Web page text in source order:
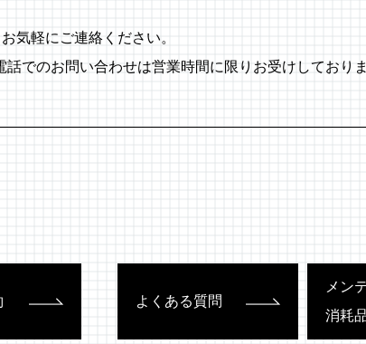
気軽にご連絡ください。
でのお問い合わせは営業時間に限りお受けしておりま
よくある質問
メン
消耗